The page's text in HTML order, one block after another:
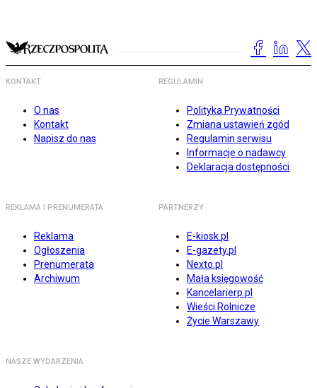
KONTAKT
O nas
Kontakt
Napisz do nas
REGULAMIN
Polityka Prywatności
Zmiana ustawień zgód
Regulamin serwisu
Informacje o nadawcy
Deklaracja dostępności
REKLAMA I PRENUMERATA
Reklama
Ogłoszenia
Prenumerata
Archiwum
PARTNERZY
E-kiosk.pl
E-gazety.pl
Nexto.pl
Mała księgowość
Kancelarierp.pl
Wieści Rolnicze
Życie Warszawy
NASZE WYDARZENIA